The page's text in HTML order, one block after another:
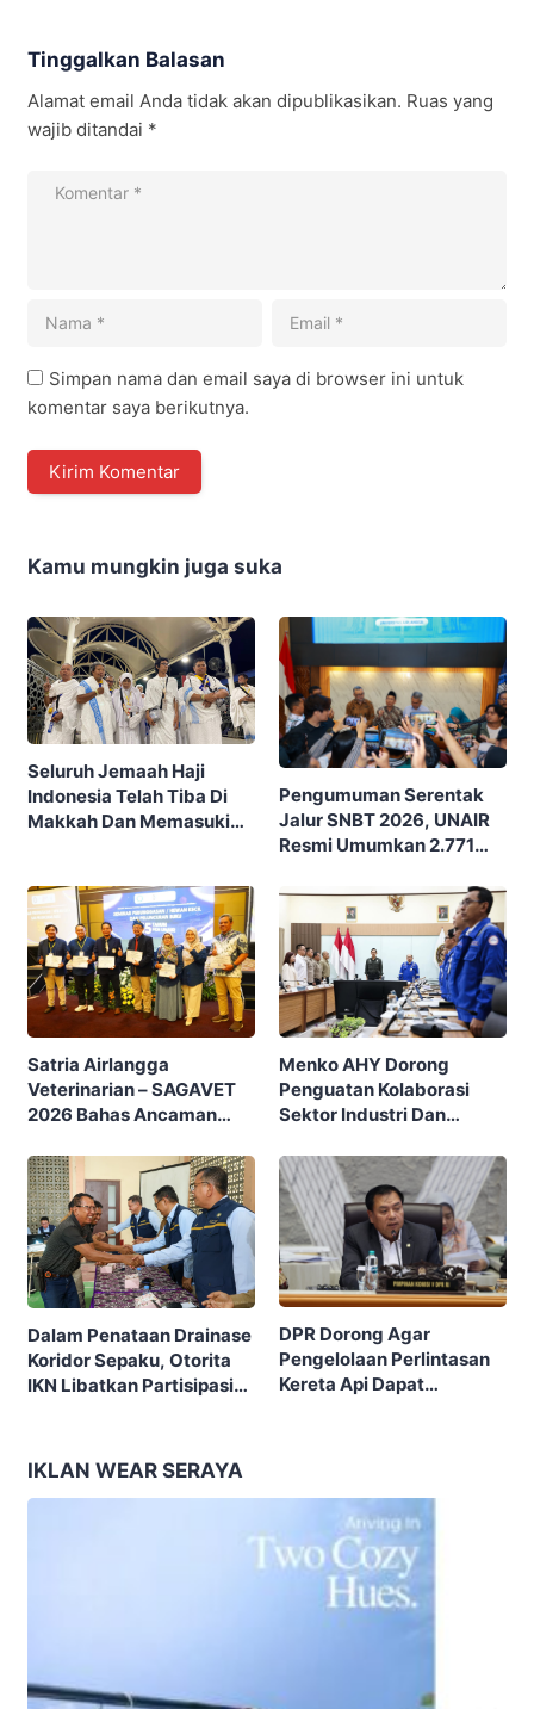
Tinggalkan Balasan
Alamat email Anda tidak akan dipublikasikan. Ruas yang
wajib ditandai *
Simpan nama dan email saya di browser ini untuk
komentar saya berikutnya.
Kamu mungkin juga suka
Seluruh Jemaah Haji
Indonesia Telah Tiba Di
Makkah Dan Memasuki
Pengumuman Serentak
Jalur SNBT 2026, UNAIR
Resmi Umumkan 2.771
Calon Ksatria Airlangga
Satria Airlangga
Veterinarian – SAGAVET
2026 Bahas Ancaman
Terhadap Dunia
Peternakan Indonesia
Menko AHY Dorong
Penguatan Kolaborasi
Sektor Industri Dan
Infrastruktur Saat Kunker
Di PT PAL Indonesia
Dalam Penataan Drainase
Koridor Sepaku, Otorita
IKN Libatkan Partisipasi
DPR Dorong Agar
Pengelolaan Perlintasan
Kereta Api Dapat
IKLAN WEAR SERAYA